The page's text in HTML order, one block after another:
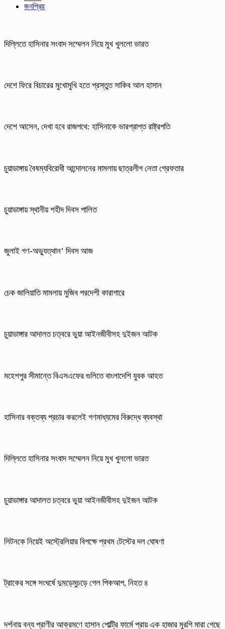
জনপ্রিয়
দিল্লিতে হাসিনার সংবাদ সম্মেলন নিয়ে মুখ খুললো ভারত
দেশে ফিরে বিচারের মুখোমুখি হতে প্রস্তুত সাকিব আল হাসান
দেশে আসেন, দেখা হবে রাজপথে: হাসিনাকে ভারপ্রাপ্ত রাষ্ট্রপতি
চুয়াডাঙ্গায় বৈষম্যবিরোধী আন্দোলনের মামলায় ছাত্রলীগ নেতা গ্রেফতার
চুয়াডাঙ্গায় স্থানীয় শহীদ দিবস পা‌লিত
জুলাই গণ-অভ্যুত্থান’ দিবস আজ
চেক জালিয়াতি মামলায় মুজিব পরদেশী কারাগারে
চুয়াডাঙ্গার আদালত চত্বরে ভুয়া আইনজীবীসহ দুইজন আটক
মহেশপুর সীমান্তে বিএসএফের গুলিতে বাংলাদেশি যুবক আহত
হাসিনার বক্তব্য প্রচার করলেই গণমাধ্যমের বিরুদ্ধে ব্যবস্থা
দিল্লিতে হাসিনার সংবাদ সম্মেলন নিয়ে মুখ খুললো ভারত
চুয়াডাঙ্গার আদালত চত্বরে ভুয়া আইনজীবীসহ দুইজন আটক
লিটনকে নিয়েই অস্ট্রেলিয়ার বিপক্ষে প্রথম টেস্টের দল ঘোষণা
ট্রাকের সঙ্গে সংঘর্ষে দুমড়েমুচড়ে গেল পিকআপ, নিহত ৪
দর্শনায় বন্য প্রাণীর আক্রমণে হাসান পোল্ট্রি ফার্মে প্রায় এক হাজার মুরগি মারা গেছে